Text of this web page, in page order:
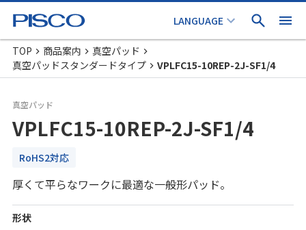
TOP 商品案内
真空パッド
真空パッドスタンダードタイプ
VPLFC15-10REP-2J-SF1/4
真空パッド
VPLFC15-10REP-2J-SF1/4
RoHS2対応
厚くて平らなワークに最適な一般形パッド。
形状